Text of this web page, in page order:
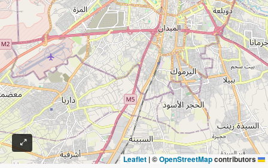
|©OpenStreetMapcontributors